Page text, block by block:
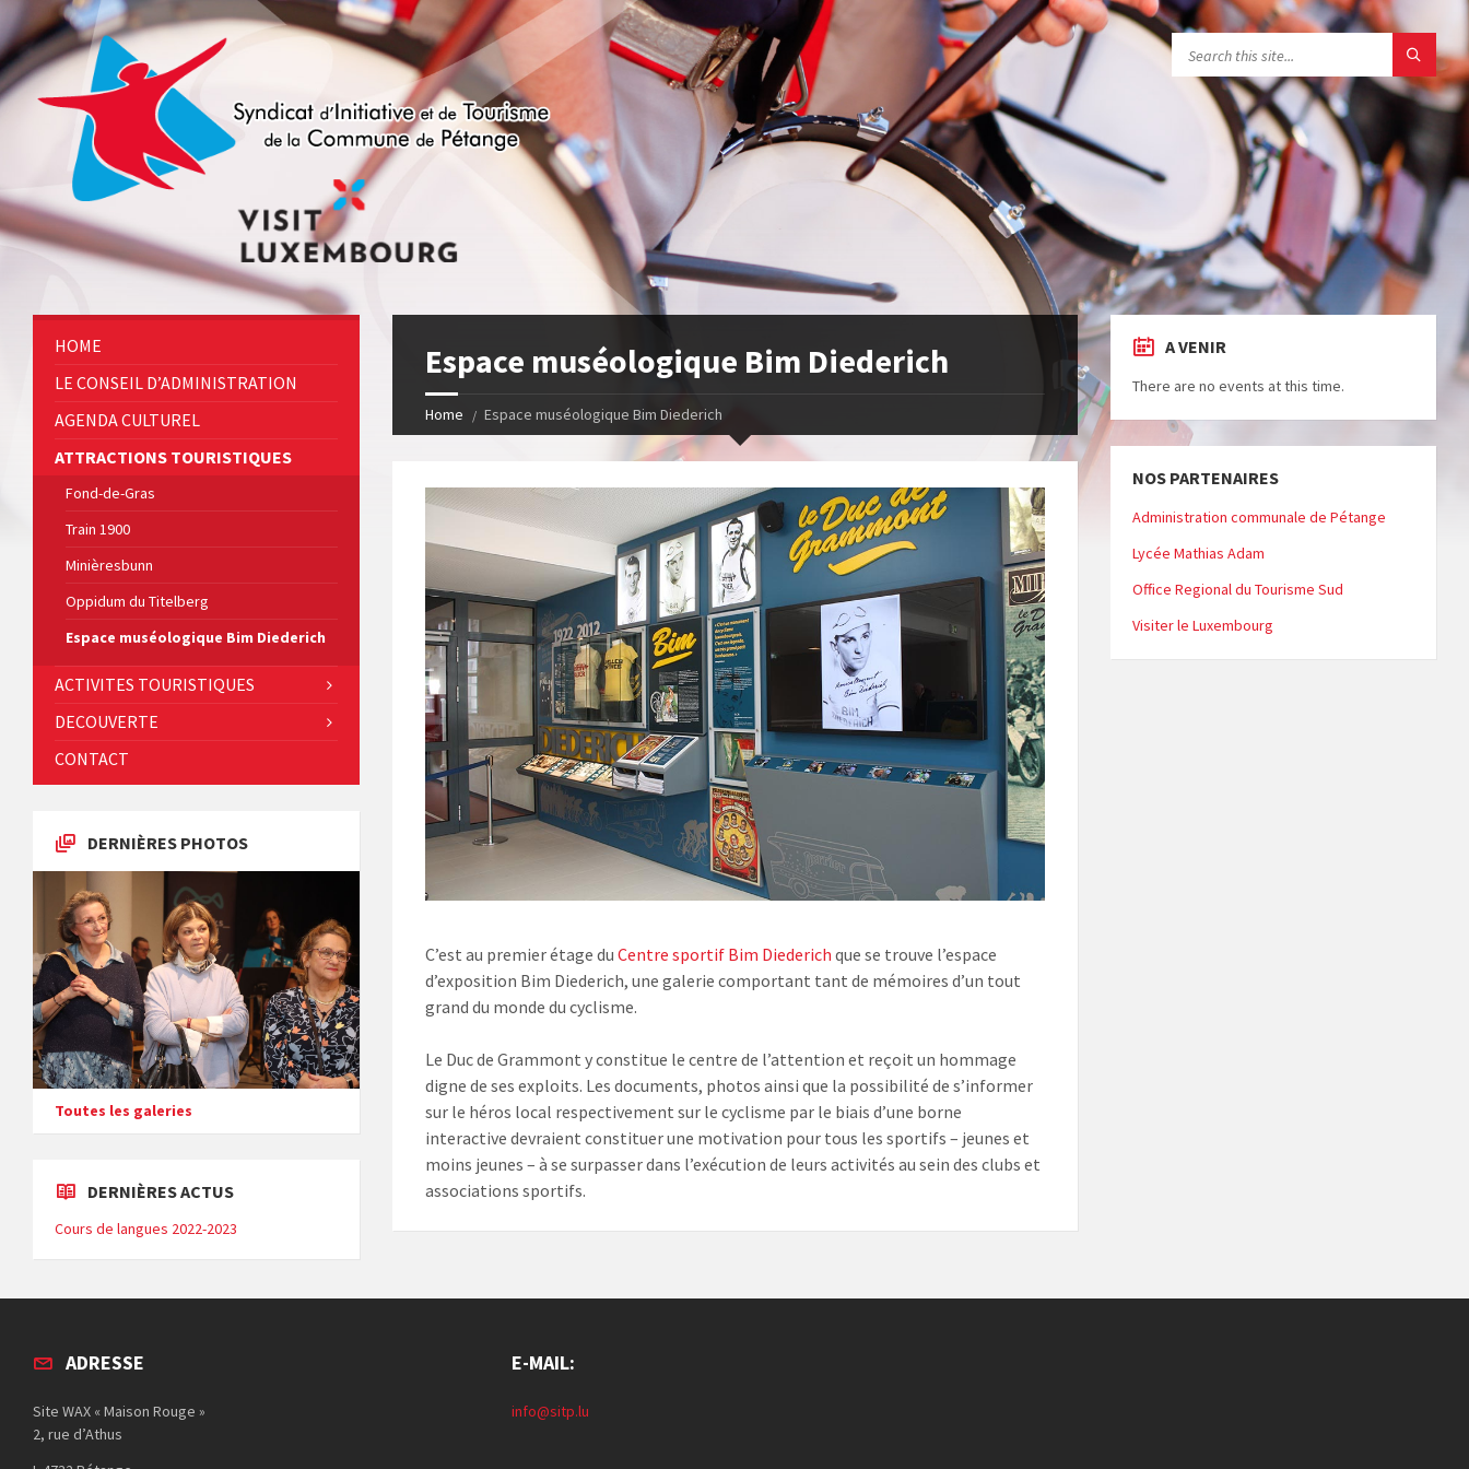
Espace muséologique Bim Diederich
Home Espace muséologique Bim Diederich
C’est au premier étage du Centre sportif Bim Diederich que se trouve l’espace
d’exposition Bim Diederich, une galerie comportant tant de mémoires d’un tout
grand du monde du cyclisme.​
Le Duc de Grammont y constitue le centre de l’attention et reçoit un hommage
digne de ses exploits. Les documents, photos ainsi que la possibilité de s’informer
sur le héros local respectivement​ sur le cyclisme par le biais d’une borne
interactive devraient constituer une motivation pour tous les sportifs – jeunes et
moins jeunes – à se surpasser dans l’exécution de leurs activités au sein des clubs et
associations sportifs.
HOME
LE CONSEIL D’ADMINISTRATION
AGENDA CULTUREL
ATTRACTIONS TOURISTIQUES
Fond-de-Gras
Train 1900
Minièresbunn
Oppidum du Titelberg
Espace muséologique Bim Diederich
ACTIVITES TOURISTIQUES
DECOUVERTE
CONTACT
DERNIÈRES PHOTOS
Toutes les galeries
DERNIÈRES ACTUS
Cours de langues 2022-2023
A VENIR
There are no events at this time.
NOS PARTENAIRES
Administration communale de Pétange
Lycée Mathias Adam
Office Regional du Tourisme Sud
Visiter le Luxembourg
ADRESSE
Site WAX « Maison Rouge »
2, rue d’Athus
E-MAIL:
info@sitp.lu